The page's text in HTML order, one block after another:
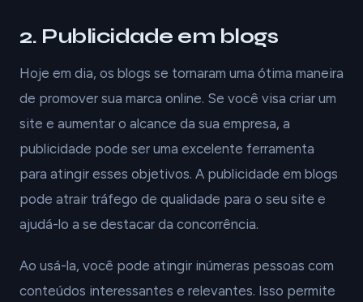
2. Publicidade em blogs
Hoje em dia, os blogs se tornaram uma ótima maneira
de promover sua marca online. Se você visa criar um
site e aumentar o alcance da sua empresa, a
publicidade pode ser uma excelente ferramenta
para atingir esses objetivos. A publicidade em blogs
pode atrair tráfego de qualidade para o seu site e
ajudá-lo a se destacar da concorrência.
Ao usá-la, você pode atingir inúmeras pessoas com
conteúdos interessantes e relevantes. Isso permite